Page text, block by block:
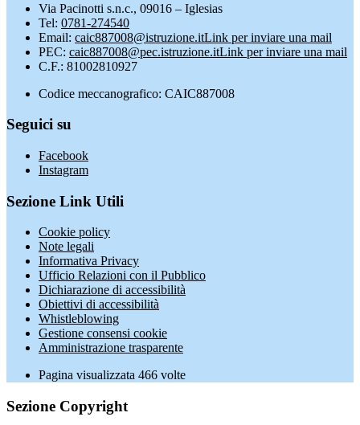
Via Pacinotti s.n.c., 09016 – Iglesias
Tel: 0781-274540
Email: caic887008@istruzione.itLink per inviare una mail
PEC: caic887008@pec.istruzione.itLink per inviare una mail
C.F.: 81002810927
Codice meccanografico: CAIC887008
Seguici su
Facebook
Instagram
Sezione Link Utili
Cookie policy
Note legali
Informativa Privacy
Ufficio Relazioni con il Pubblico
Dichiarazione di accessibilità
Obiettivi di accessibilità
Whistleblowing
Gestione consensi cookie
Amministrazione trasparente
Pagina visualizzata 466 volte
Sezione Copyright